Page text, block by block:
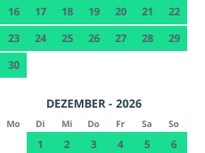
16
17 18 19 20 21
22
23
24 25 26 27 28
29
30
DEZEMBER - 2026
Mo Di Mi Do Fr Sa So
1 2 3 4 5
6